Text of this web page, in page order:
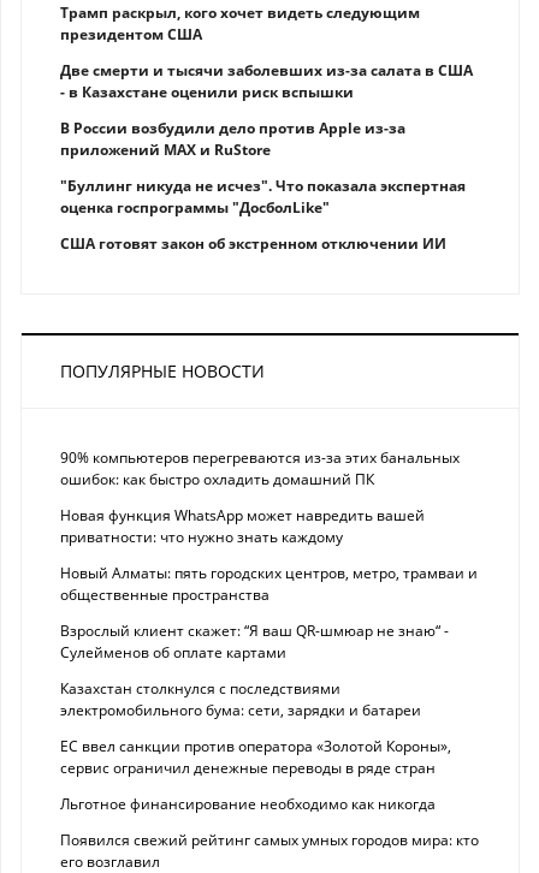
Трамп раскрыл, кого хочет видеть следующим
президентом США
Две смерти и тысячи заболевших из-за салата в США
- в Казахстане оценили риск вспышки
В России возбудили дело против Apple из-за
приложений MAX и RuStore
"Буллинг никуда не исчез". Что показала экспертная
оценка госпрограммы "ДосболLike"
США готовят закон об экстренном отключении ИИ
ПОПУЛЯРНЫЕ НОВОСТИ
90% компьютеров перегреваются из-за этих банальных
ошибок: как быстро охладить домашний ПК
Новая функция WhatsApp может навредить вашей
приватности: что нужно знать каждому
Новый Алматы: пять городских центров, метро, трамваи и
общественные пространства
Взрослый клиент скажет: “Я ваш QR-шмюар не знаю“ -
Сулейменов об оплате картами
Казахстан столкнулся с последствиями
электромобильного бума: сети, зарядки и батареи
ЕС ввел санкции против оператора «Золотой Короны»,
сервис ограничил денежные переводы в ряде стран
Льготное финансирование необходимо как никогда
Появился свежий рейтинг самых умных городов мира: кто
его возглавил